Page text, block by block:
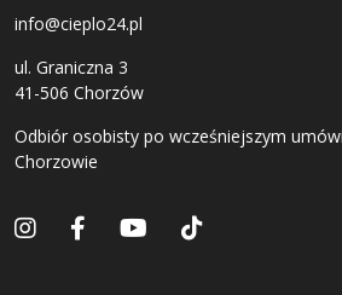
info@cieplo24.pl
ul. Graniczna 3
41-506 Chorzów
Odbiór osobisty po wcześniejszym
Chorzowie